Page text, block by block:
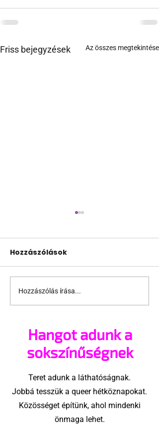
Friss bejegyzések Az összes megtekintése
A cruising alaprajza -
Építészeti irányelvek
maximalizálására
Hozzászólások
Hozzászólás írása...
Hangot adunk a
sokszínűségnek
Teret adunk a láthatóságnak.
Jobbá tesszük a queer hétköznapokat.
Közösséget építünk, ahol mindenki
önmaga lehet.